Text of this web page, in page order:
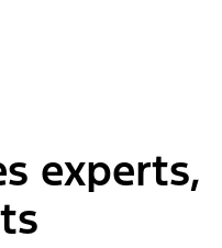
experts,